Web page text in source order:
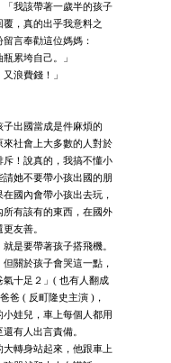
我該帶著一歲半的孩子
，真的出乎我意料之
言奉勸這位媽媽：
累垮自己。」
浪費錢！」
出國當成是件麻煩的
社會上大多數的人對於
！說真的，我搞不懂小
她不要帶小孩出國的朋
國內會帶小孩出去玩，
有該有的東西，在國外
友善。
是要帶著孩子搭飛機。
關於孩子會哭這一點，
十足２」( 也有人翻成
爸 ( 反町隆史主演 )，
娃兒，車上每個人都用
有人出言責備。
轉身站起來，他跟車上